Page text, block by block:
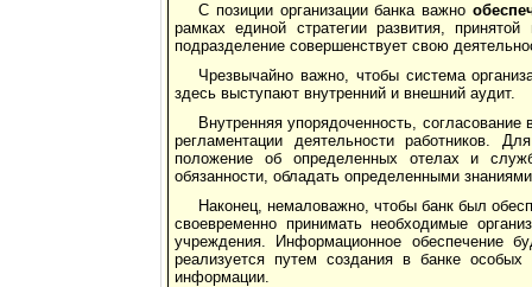
С позиции организации банка важно
рамках единой стратегии развития,
подразделение совершенствует свою
Чрезвычайно важно, чтобы система
здесь выступают внутренний и внешний аудит.
Внутренняя упорядоченность,
регламентации деятельности работников.
положение об определенных отелах и
обязанности, обладать определенными
Наконец, немаловажно, чтобы банк был
своевременно принимать необходимые
учреждения. Информационное обеспечение
реализуется путем создания в банке
информации.